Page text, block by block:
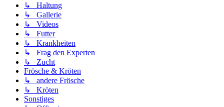
↳ Haltung
↳ Gallerie
↳ Videos
↳ Futter
↳ Krankheiten
↳ Frag den Experten
↳ Zucht
Frösche & Kröten
↳ andere Frösche
↳ Kröten
Sonstiges